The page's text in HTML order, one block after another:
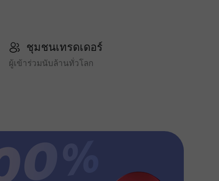
ชุมชนเทรดเดอร์
ผู้เข้าร่วมนับล้านทั่วโลก